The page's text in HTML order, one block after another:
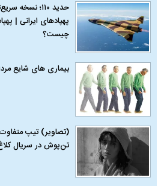
حدید ۱۱۰؛ نسخه
پهپادهای ایرانی |
چیست؟
بیماری‌ های شایع
(تصاویر) تیپ
تن‌پوش در سریال